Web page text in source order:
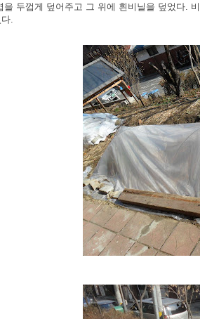
을 두껍게 덮어주고 그 위에 흰비닐을 덮었다.
.